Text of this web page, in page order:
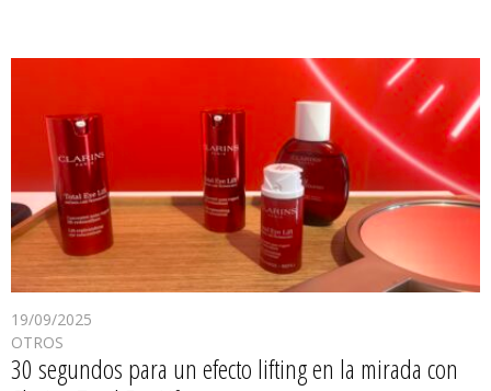
19/09/2025
OTROS
30 segundos para un efecto lifting en la mirada con